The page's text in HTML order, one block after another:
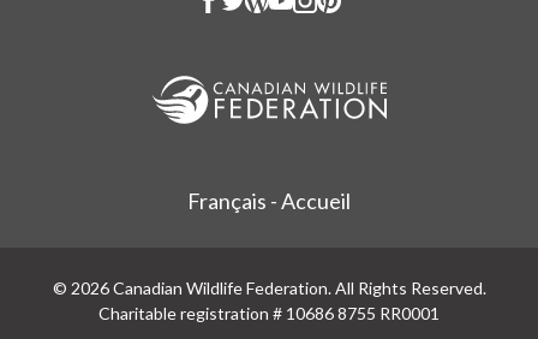
Français - Accueil
© 2026 Canadian Wildlife Federation. All Rights Reserved.
Charitable registration # 10686 8755 RR0001